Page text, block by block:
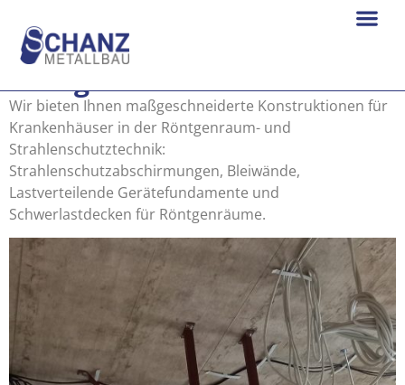
Röntgenraumtechnik
Wir bieten Ihnen maßgeschneiderte Konstruktionen für
Krankenhäuser in der Röntgenraum- und
Strahlenschutztechnik:
Strahlenschutzabschirmungen, Bleiwände,
Lastverteilende Gerätefundamente und
Schwerlastdecken für Röntgenräume.